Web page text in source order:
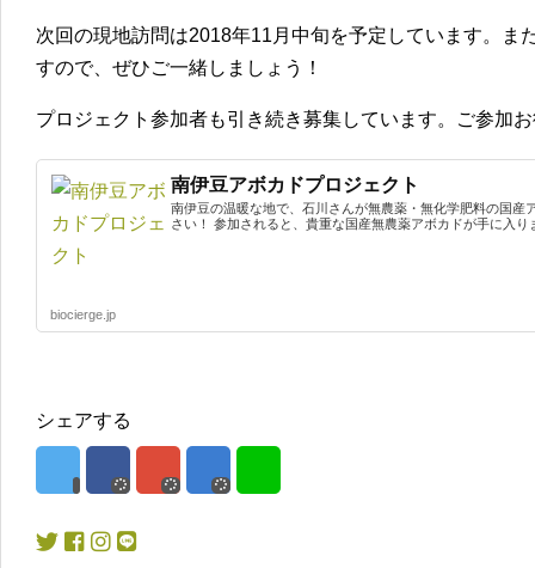
次回の現地訪問は2018年11月中旬を予定しています。ま
すので、ぜひご一緒しましょう！
プロジェクト参加者も引き続き募集しています。ご参加
南伊豆アボカドプロジェクト
南伊豆の温暖な地で、石川さんが無農薬・無化学肥料の国産
さい！ 参加されると、貴重な国産無農薬アボカドが手に入り
biocierge.jp
シェアする